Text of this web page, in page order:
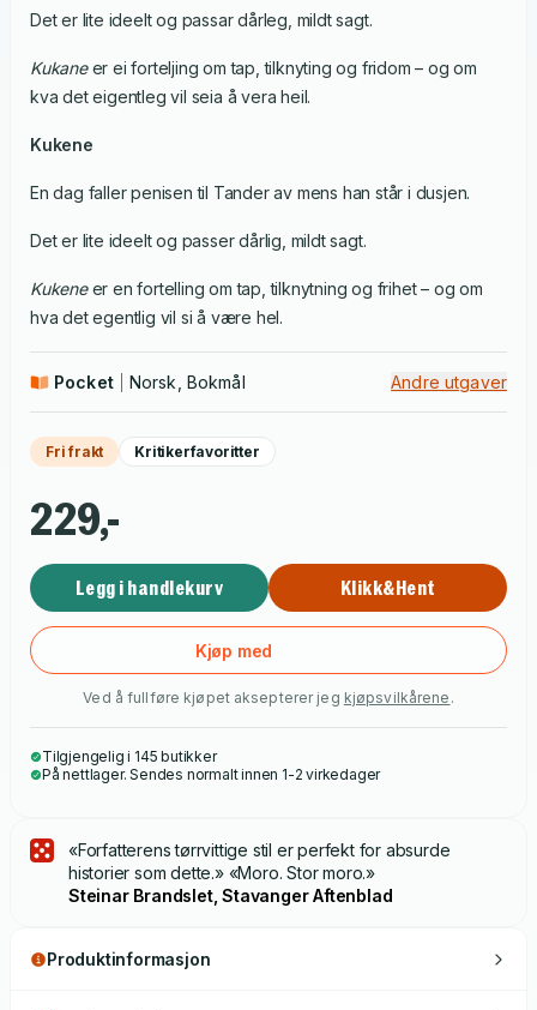
Det er lite ideelt og passar dårleg, mildt sagt.
Kukaneer ei forteljing om tap, tilknyting og fridom – og om
kva det eigentleg vil seia å vera heil.
Kukene
En dag faller penisen til Tander av mens han står i dusjen.
Det er lite ideelt og passer dårlig, mildt sagt.
Kukeneer en fortelling om tap, tilknytning og frihet – og om
hva det egentlig vil si å være hel.
Pocket Norsk, Bokmål Andre utgaver
Fri frakt Kritikerfavoritter
229,-
Legg i handlekurv Klikk&Hent
Kjøp med
Ved å fullføre kjøpet aksepterer jeg kjøpsvilkårene .
Tilgjengelig i 145 butikker
På nettlager. Sendes normalt innen 1-2 virkedager
«Forfatterens tørrvittige stil er perfekt for absurde
historier som dette.» «Moro. Stor moro.»
Steinar Brandslet, Stavanger Aftenblad
Produktinformasjon